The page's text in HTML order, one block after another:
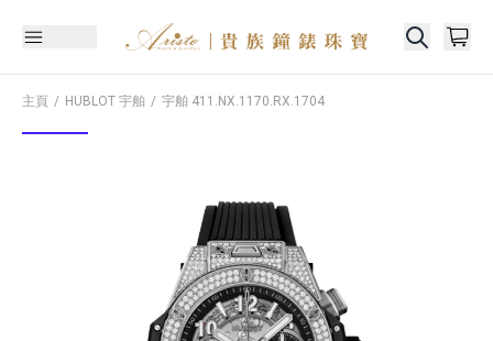
主頁 HUBLOT 宇舶 宇舶 411.NX.1170.RX.1704